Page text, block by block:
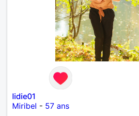
lidie01
Miribel - 57 ans